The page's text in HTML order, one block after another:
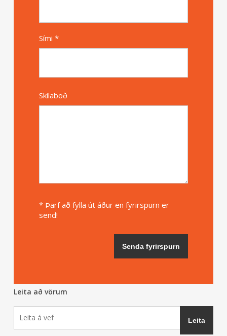
Sími *
Skilaboð
* Þarf að fylla út áður en fyrirspurn er
send!
Leita að vörum